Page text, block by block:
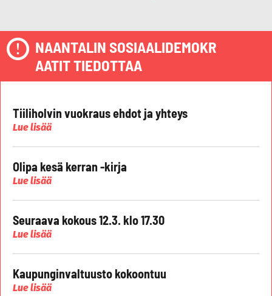
NAANTALIN SOSIAALIDEMOKR
AATIT TIEDOTTAA
Tiiliholvin vuokraus ehdot ja yhteys
Lue lisää
Olipa kesä kerran -kirja
Lue lisää
Seuraava kokous 12.3. klo 17.30
Lue lisää
Kaupunginvaltuusto kokoontuu
Lue lisää